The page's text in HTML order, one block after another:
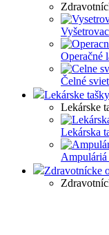
Operačné
Čelné
Lekárske
Lekárske
Lekárska
Ampuláriá
Zdravotnícke